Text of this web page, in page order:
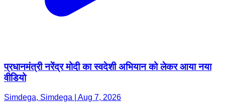
प्रधानमंत्री नरेंद्र मोदी का स्वदेशी अभियान को लेकर आया नया
वीडियो
Simdega, Simdega | Aug 7, 2026